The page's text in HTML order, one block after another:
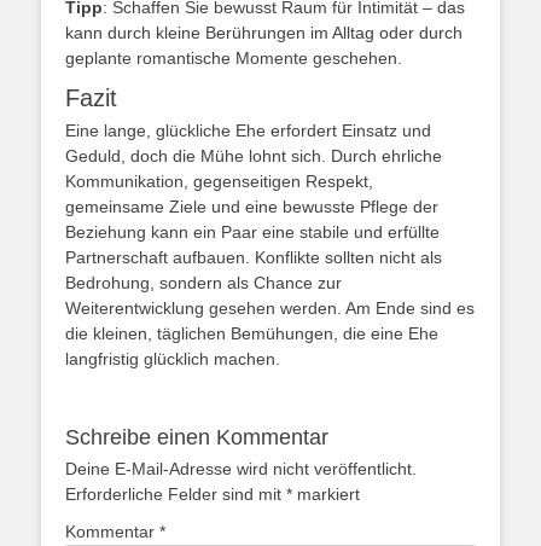
Tipp: Schaffen Sie bewusst Raum für Intimität – das
kann durch kleine Berührungen im Alltag oder durch
geplante romantische Momente geschehen.
Fazit
Eine lange, glückliche Ehe erfordert Einsatz und
Geduld, doch die Mühe lohnt sich. Durch ehrliche
Kommunikation, gegenseitigen Respekt,
gemeinsame Ziele und eine bewusste Pflege der
Beziehung kann ein Paar eine stabile und erfüllte
Partnerschaft aufbauen. Konflikte sollten nicht als
Bedrohung, sondern als Chance zur
Weiterentwicklung gesehen werden. Am Ende sind es
die kleinen, täglichen Bemühungen, die eine Ehe
langfristig glücklich machen.
Schreibe einen Kommentar
Deine E-Mail-Adresse wird nicht veröffentlicht.
Erforderliche Felder sind mit * markiert
Kommentar *